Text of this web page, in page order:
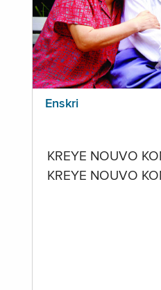
Enskri
KREYE NOUVO
KREYE NOUVO